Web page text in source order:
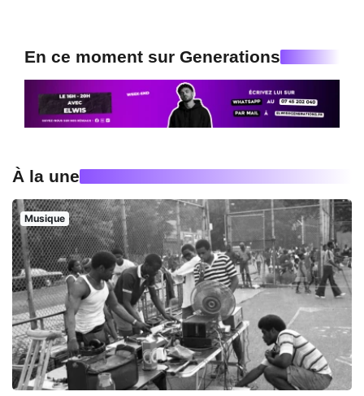
En ce moment sur Generations
À la une
Musique